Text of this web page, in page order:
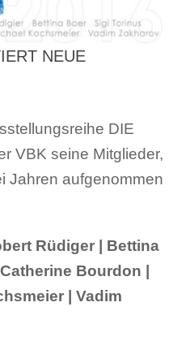
NEUE
DIE
VBK seine Mitglieder,
Jahren aufgenommen
Rüdiger | Bettina
Bourdon |
| Vadim